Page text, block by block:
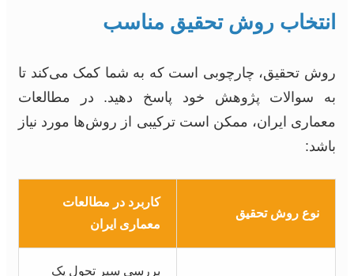
انتخاب روش تحقیق مناسب
روش تحقیق، چارچوبی است که به شما کمک می‌کند تا
به سوالات پژوهش خود پاسخ دهید. در مطالعات
معماری ایران، ممکن است ترکیبی از روش‌ها مورد نیاز
باشد:
نوع روش تحقیق
کاربرد در مطالعات
معماری ایران
بررسی سیر تحول یک